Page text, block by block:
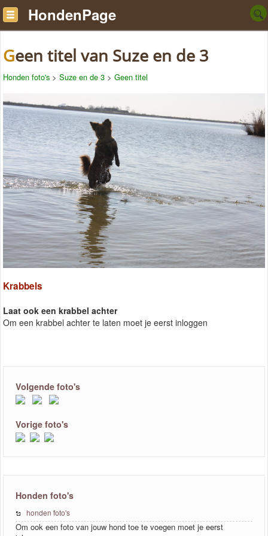
HondenPage
Geen titel van Suze en de 3
Honden foto's > Suze en de 3 > Geen titel
Krabbels
Laat ook een krabbel achter
Om een krabbel achter te laten moet je eerst inloggen
Volgende foto's
Vorige foto's
Honden foto's
honden foto's
Om ook een foto van jouw hond toe te voegen moet je eerst